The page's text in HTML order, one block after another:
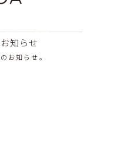
知らせ
お知らせ。